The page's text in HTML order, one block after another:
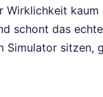
Wirklichkeit kaum
schont das
Simulator sitzen,